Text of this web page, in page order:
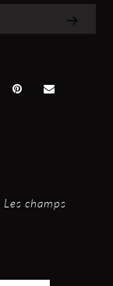
Les champs